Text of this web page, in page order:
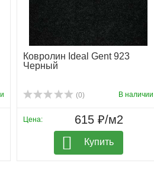
Ковролин Ideal Gent 923
Черный
(0) В наличии
Цена: 615 ₽/м2
Купить